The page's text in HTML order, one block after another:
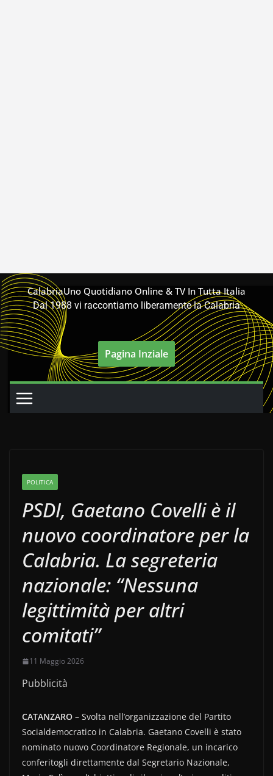
Salta
al
contenuto
CalabriaUno Quotidiano Online & TV In Tutta Italia
Dal 1988 vi raccontiamo liberamente la Calabria
Pagina Inziale
POLITICA
PSDI, Gaetano Covelli è il
nuovo coordinatore per la
Calabria. La segreteria
nazionale: “Nessuna
legittimità per altri
comitati”
11 Maggio 2026
Pubblicità
CATANZARO – Svolta nell’organizzazione del Partito
Socialdemocratico in Calabria. Gaetano Covelli è stato
nominato nuovo Coordinatore Regionale, un incarico
conferitogli direttamente dal Segretario Nazionale,